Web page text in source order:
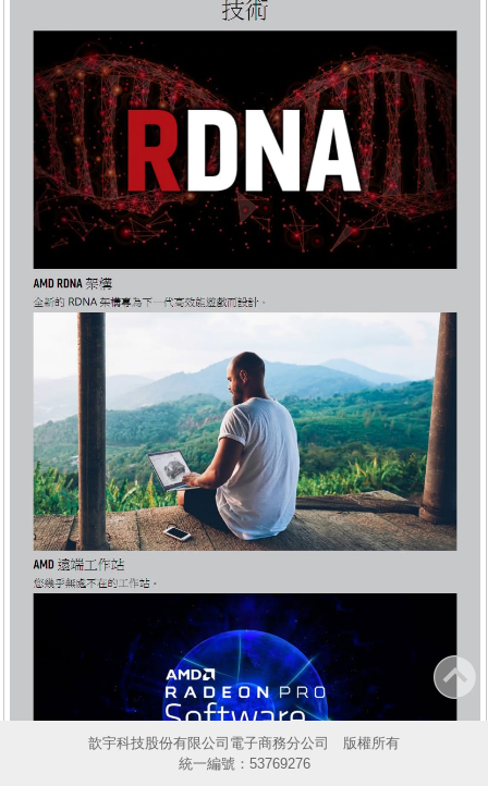
歆宇科技股份有限公司電子商務分公司 版權所有
統一編號：53769276